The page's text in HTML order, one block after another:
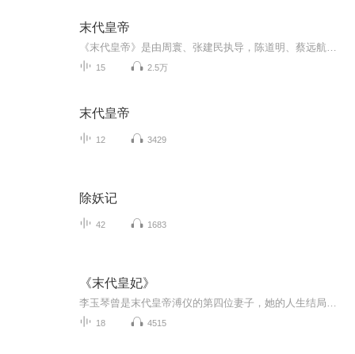
末代皇帝
15 2.5万
末代皇帝
12 3429
除妖记
42 1683
《末代皇妃》
18 4515